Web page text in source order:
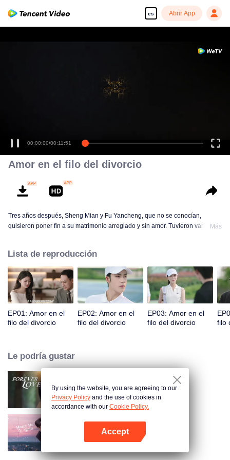
es Abrir App
00:00:00/00:11:51
Amor en el filo del divorcio
Tres años después, Sheng Mian y Fu Yancheng, que no se conocían,
quisieron poner fin a su matrimonio arreglado y sin amor. Tuvieron varias
más debido a expresiones emocionales equivocadas. Fu Yancheng
realmente se arrepintió cuando se enteró de que Sheng Mian era Penny y
estaba embarazada. Hizo todo lo posible para recuperarla. Finalmente
aclararon todo, se enamoraron y decidieron pasar el resto de sus vidas
juntos.
Más
Lista de reproducción
EP01: Amor en el
filo del divorcio
EP02: Amor en el
filo del divorcio
EP03: Amor en el
filo del divorcio
filo
Le podría gustar
Amor Eterno
Cásate Conmigo Otra Vez
By using the website, you are agreeing to our
Privacy Policy and the use of cookies in
accordance with our Cookie Policy.
Accept